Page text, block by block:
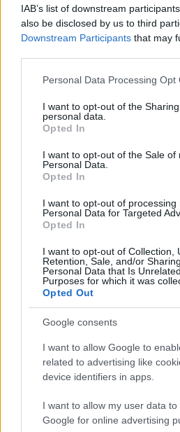
IAB’s list of downstream
also be disclosed by us to third
Downstream Participants that may
Please note that this website/app
not limited to your visit or usage
grant or deny consent to Google
use your data for below specified
consent section.
Personal Data Processing Opt
I want to opt-out of the
personal data.
Opted In
I want to opt-out of the Sale of
Personal Data.
Opted In
I want to opt-out of processing
Personal Data for Targeted
Opted In
I want to opt-out of Collection,
Retention, Sale, and/or
Personal Data that Is
Purposes for which it was
Opted Out
Google consents
I want to allow Google to
related to advertising like
device identifiers in apps.
I want to allow my user data
Google for online advertising
250-re vagy 300-ra” – idézi
racingnews365.
sima, a víz megáll rajta. És
közel vannak a falak,
viszonyokat ezekkel az
felmerülnek biztonsági